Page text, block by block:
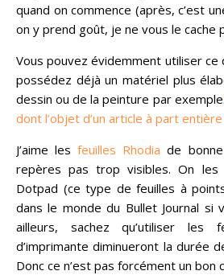
quand on commence (après, c’est
on y prend goût, je ne vous le cache
Vous pouvez évidemment utiliser ce
possédez déjà un matériel plus
dessin ou de la peinture par exemple.
dont l’objet d’un article à part
J’aime lesfeuilles Rhodia de
repères pas trop visibles. On
Dotpad (ce type de feuilles à
dans le monde du Bullet Journal si
ailleurs, sachez qu’utiliser les
d’imprimante diminueront la durée
Donc ce n’est pas forcément un bon